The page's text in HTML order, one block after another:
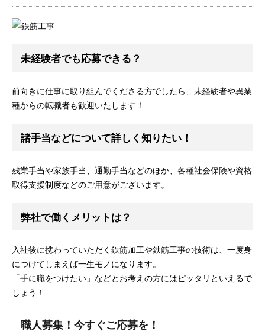
未経験者でも応募できる？
前向きに仕事に取り組んでくださる方でしたら、未経験者や異業
種からの転職者も歓迎いたします！
諸手当などについて詳しく知りたい！
残業手当や家族手当、通勤手当などのほか、各種社会保険や資格
取得支援制度などのご用意がございます。
弊社で働くメリットは？
入社後に携わっていただく鉄筋加工や鉄筋工事の技術は、一度身
につけてしまえば一生モノになります。
「手に職をつけたい」などとお考えの方にはピッタリといえるで
しょう！
職人募集！今すぐご応募を！